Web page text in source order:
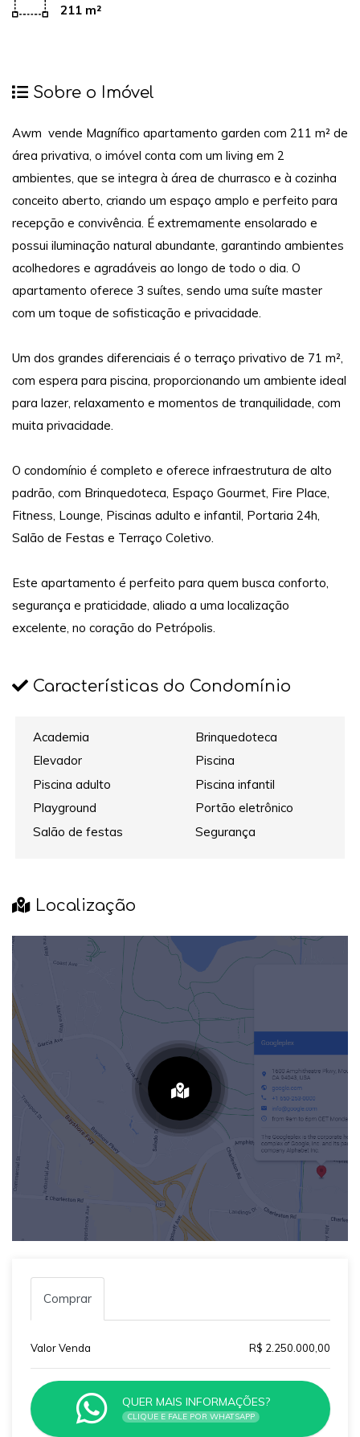
211 m²
Sobre o Imóvel
Awm vende Magnífico apartamento garden com 211 m² de
área privativa, o imóvel conta com um living em 2
ambientes, que se integra à área de churrasco e à cozinha
conceito aberto, criando um espaço amplo e perfeito para
recepção e convivência. É extremamente ensolarado e
possui iluminação natural abundante, garantindo ambientes
acolhedores e agradáveis ao longo de todo o dia. O
apartamento oferece 3 suítes, sendo uma suíte master
com um toque de sofisticação e privacidade.
Um dos grandes diferenciais é o terraço privativo de 71 m²,
com espera para piscina, proporcionando um ambiente ideal
para lazer, relaxamento e momentos de tranquilidade, com
muita privacidade.
O condomínio é completo e oferece infraestrutura de alto
padrão, com Brinquedoteca, Espaço Gourmet, Fire Place,
Fitness, Lounge, Piscinas adulto e infantil, Portaria 24h,
Salão de Festas e Terraço Coletivo.
Este apartamento é perfeito para quem busca conforto,
segurança e praticidade, aliado a uma localização
excelente, no coração do Petrópolis.
Características do Condomínio
Academia
Brinquedoteca
Elevador
Piscina
Piscina adulto
Piscina infantil
Playground
Portão eletrônico
Salão de festas
Segurança
Localização
Comprar
Valor Venda R$ 2.250.000,00
QUER MAIS INFORMAÇÕES?
CLIQUE E FALE POR WHATSAPP